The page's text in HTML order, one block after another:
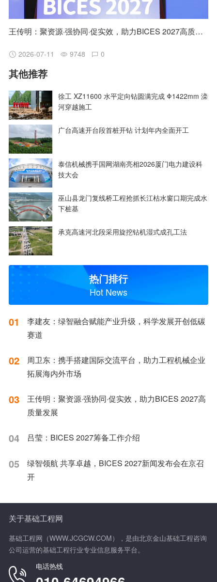
王传明：聚资源·强协同·促实效，助力BICES 2027高质量发展
2026-07-11 9748 0
其他推荐
徐工 XZ11600 水平定向钻圆满完成 Φ1422mm 滦
河穿越施工
广台高速开台段首桩开钻 计划年内全面开工
泰信机械携手国网湖南亮相2026厦门电力建设科
技大会
巫山县龙门复线桥工程抢抓长江枯水窗口期完成水
下桩基
承克高速河北段采用旋挖钻机湿式成孔工法
热门排行
Hot News
01
李建友：绿智融合赋能产业升级，科学发展开创低碳
赛道
02
周卫东：携手搭建国际交流平台，助力工程机械企业
拓展海内外市场
03
王传明：聚资源·强协同·促实效，助力BICES 2027高
质量发展
04 吕莹：BICES 2027筹备工作介绍
05
绿智领航 共享卓越，BICES 2027新闻发布会在京召
开
关于基础工程网
基础工程网（WWW.JCGCW.COM），是由北京金山基础工程咨询
公司运营的基础工程行业专业信息服务平台。
电话热线